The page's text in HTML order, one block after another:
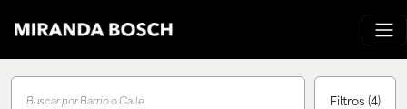
Buscar por Barrio o Calle Filtros (4)